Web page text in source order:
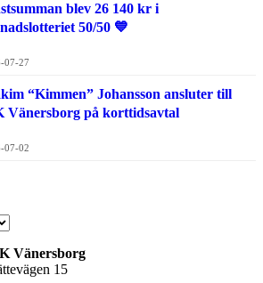
blev 26 140 kr i
50/50 💙
07-27
“Kimmen” Johansson ansluter till
Vänersborg på korttidsavtal
07-02
Vänersborg
15